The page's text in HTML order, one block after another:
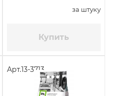
за штуку
Купить
Арт.13-3713